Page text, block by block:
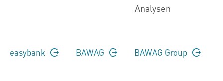
Analysen
easybank BAWAG BAWAG Group